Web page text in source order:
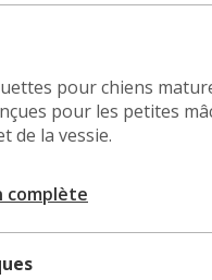
pour chiens
pour les petites
de la vessie.
complète